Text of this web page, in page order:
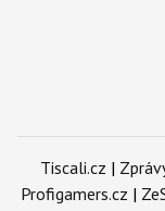
Tiscali.cz |
Profigamers.cz |